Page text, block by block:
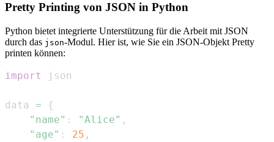
Pretty Printing von JSON in Python
Python bietet integrierte Unterstützung für die Arbeit mit JSON
durch das json-Modul. Hier ist, wie Sie ein JSON-Objekt Pretty
printen können:
import
data =
{
"name" : "Alice" ,
"age" : 25 ,